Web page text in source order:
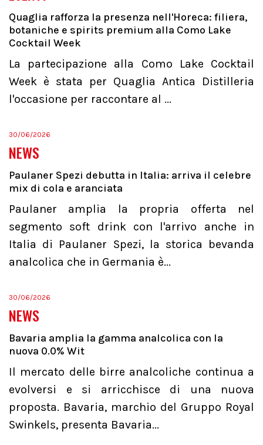
Quaglia rafforza la presenza nell'Horeca: filiera,
botaniche e spirits premium alla Como Lake
Cocktail Week
La partecipazione alla Como Lake Cocktail
Week è stata per Quaglia Antica Distilleria
l'occasione per raccontare al ...
30/06/2026
NEWS
Paulaner Spezi debutta in Italia: arriva il celebre
mix di cola e aranciata
Paulaner amplia la propria offerta nel
segmento soft drink con l'arrivo anche in
Italia di Paulaner Spezi, la storica bevanda
analcolica che in Germania è...
30/06/2026
NEWS
Bavaria amplia la gamma analcolica con la
nuova 0.0% Wit
Il mercato delle birre analcoliche continua a
evolversi e si arricchisce di una nuova
proposta. Bavaria, marchio del Gruppo Royal
Swinkels, presenta Bavaria...